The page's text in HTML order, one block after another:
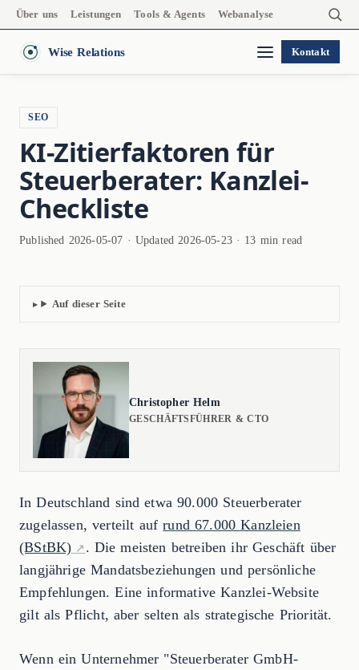
Über uns Leistungen Tools & Agents Webanalyse
Wise Relations Kontakt
SEO
KI-Zitierfaktoren für
Steuerberater: Kanzlei-
Checkliste
Published 2026-05-07 · Updated 2026-05-23 · 13 min read
Auf dieser Seite
Christopher Helm
GESCHÄFTSFÜHRER & CTO
In Deutschland sind etwa 90.000 Steuerberater
zugelassen, verteilt aufrund 67.000 Kanzleien
(BStBK)
. Die meisten betreiben ihr Geschäft über
langjährige Mandatsbeziehungen und persönliche
Empfehlungen. Eine informative Kanzlei-Website
gilt als Pflicht, aber selten als strategische Priorität.
Wenn ein Unternehmer "Steuerberater GmbH-